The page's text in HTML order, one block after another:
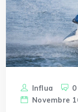
Influa
Novembre